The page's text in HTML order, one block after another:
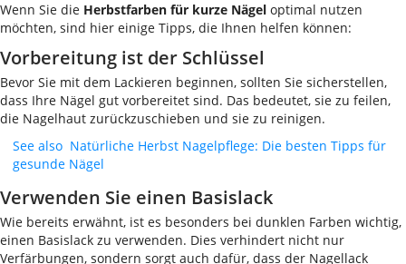
Wenn Sie die Herbstfarben für kurze Nägel optimal nutzen
möchten, sind hier einige Tipps, die Ihnen helfen können:
Vorbereitung ist der Schlüssel
Bevor Sie mit dem Lackieren beginnen, sollten Sie sicherstellen,
dass Ihre Nägel gut vorbereitet sind. Das bedeutet, sie zu feilen,
die Nagelhaut zurückzuschieben und sie zu reinigen.
See also Natürliche Herbst Nagelpflege: Die besten Tipps für
gesunde Nägel
Verwenden Sie einen Basislack
Wie bereits erwähnt, ist es besonders bei dunklen Farben wichtig,
einen Basislack zu verwenden. Dies verhindert nicht nur
Verfärbungen, sondern sorgt auch dafür, dass der Nagellack